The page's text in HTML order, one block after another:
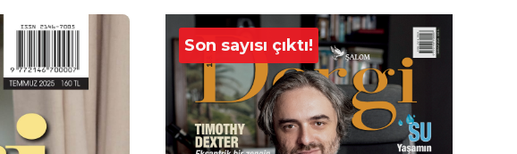
Son sayısı çıktı!